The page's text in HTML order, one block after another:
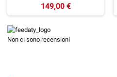
149,00 €
Non ci sono recensioni